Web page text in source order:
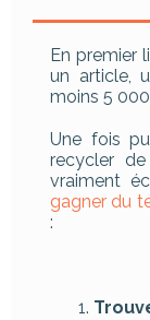
En premier
un article,
moins 5
Une fois
recycler
vraiment
gagner du
: